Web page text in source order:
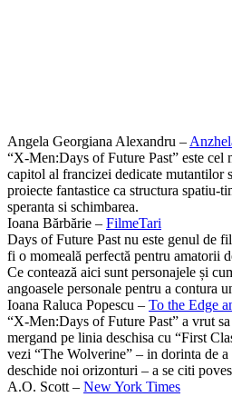
Angela Georgiana Alexandru –
“X-Men:Days of Future Past” este cel
capitol al francizei dedicate mutantilor
proiecte fantastice ca structura spatiu-
speranta si schimbarea.
Ioana Bărbărie – FilmeTari
Days of Future Past nu este genul de
fi o momeală perfectă pentru amatorii
Ce contează aici sunt personajele și
angoasele personale pentru a contura
Ioana Raluca Popescu – To the Edge
“X-Men:Days of Future Past” a vrut
mergand pe linia deschisa cu “First
vezi “The Wolverine” – in dorinta de
deschide noi orizonturi – a se citi
A.O. Scott – New York Times